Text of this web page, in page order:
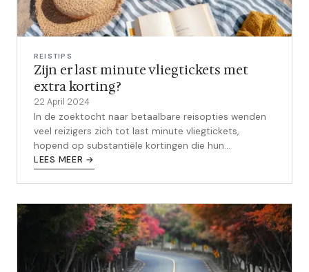
REISTIPS
Zijn er last minute vliegtickets met
extra korting?
22 April 2024
In de zoektocht naar betaalbare reisopties wenden
veel reizigers zich tot last minute vliegtickets,
hopend op substantiële kortingen die hun
reisbudget kunnen ontzien. De mogelijkh...
LEES MEER →